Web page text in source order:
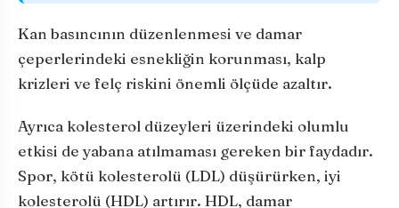
Kan basıncının düzenlenmesi ve damar
çeperlerindeki esnekliğin korunması, kalp
krizleri ve felç riskini önemli ölçüde azaltır.
Ayrıca kolesterol düzeyleri üzerindeki olumlu
etkisi de yabana atılmaması gereken bir faydadır.
Spor, kötü kolesterolü (LDL) düşürürken, iyi
kolesterolü (HDL) artırır. HDL, damar